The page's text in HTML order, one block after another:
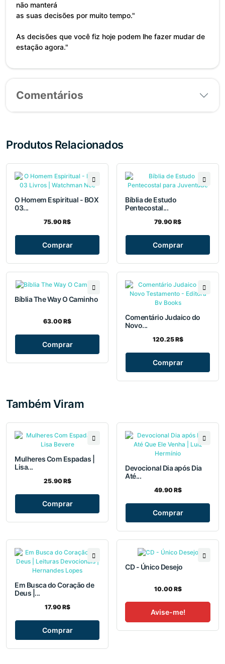
não manterá
as suas decisões por muito tempo."
As decisões que você fiz hoje podem lhe fazer mudar de
estação agora."
Comentários
Produtos Relacionados
O Homem Espiritual - BOX
03...
75.90 R$
Comprar
Bíblia de Estudo
Pentecostal...
79.90 R$
Comprar
Bíblia The Way O Caminho
63.00 R$
Comprar
Comentário Judaico do
Novo...
120.25 R$
Comprar
Também Viram
Mulheres Com Espadas |
Lisa...
25.90 R$
Comprar
Devocional Dia após Dia
Até...
49.90 R$
Comprar
Em Busca do Coração de
Deus |...
17.90 R$
Comprar
CD - Único Desejo
10.00 R$
Avise-me!